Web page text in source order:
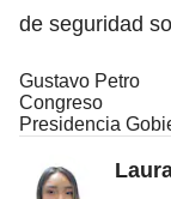
de seguridad
Gustavo Petro
Congreso
Presidencia